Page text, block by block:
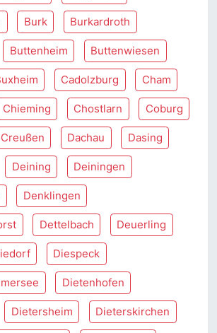
Burk Burkardroth
Buttenheim Buttenwiesen
Cadolzburg Cham
Chieming Chostlarn Coburg
Creußen Dachau Dasing
Deining Deiningen
Denklingen
Dettelbach Deuerling
Diespeck
Dietenhofen
Dietersheim Dieterskirchen